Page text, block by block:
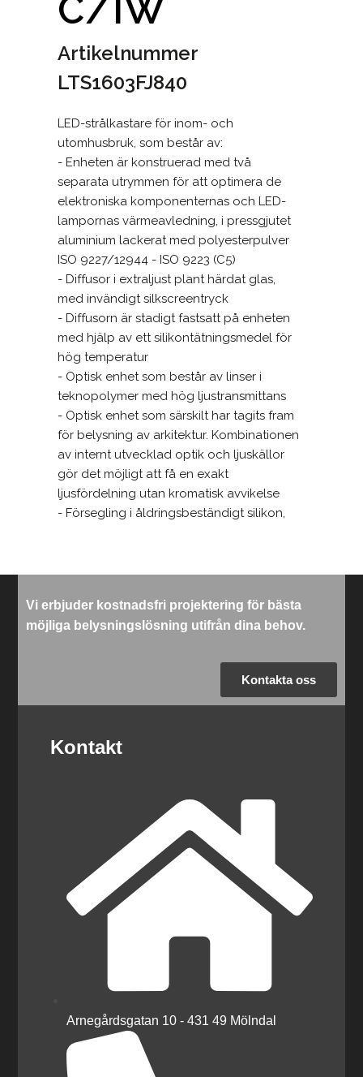
Vi erbjuder kostnadsfri projektering för bästa
möjliga belysningslösning utifrån dina behov.
Kontakta oss
Kontakt
Arnegårdsgatan 10 - 431 49 Mölndal